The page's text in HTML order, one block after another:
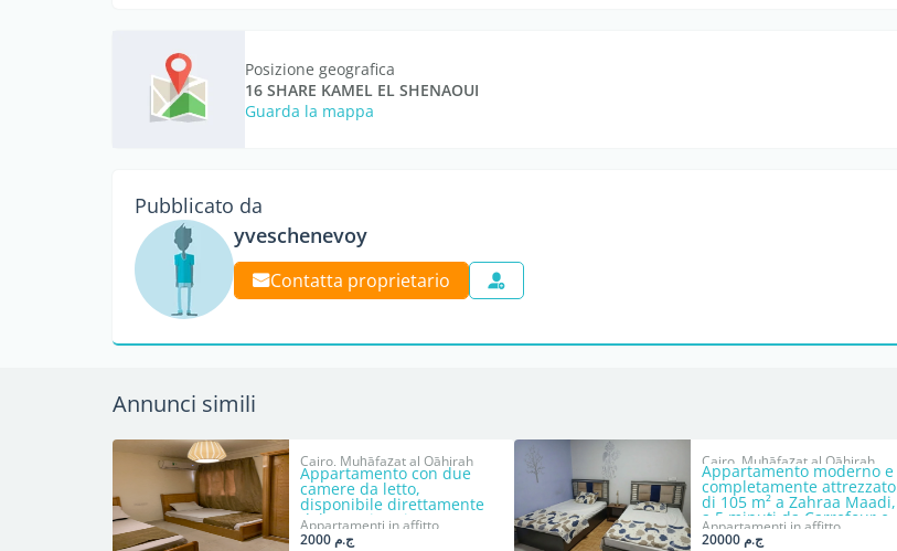
Posizione geografica
16 SHARE KAMEL EL SHENAOUI
Guarda la mappa
Pubblicato da
yveschenevoy
Contatta proprietario
Annunci simili
Cairo, Muḩāfaz̧at al Qāhirah
Appartamento con due
camere da letto,
disponibile direttamente
dal proprietario.
Appartamenti in affitto
ج.م 2000
Cairo, Muḩāfaz̧at al Qāhirah
Appartamento moderno e
completamente attrezzato
di 105 m² a Zahraa Maadi,
a 5 minuti da Carrefour e
dalla tangenziale
Appartamenti in affitto
ج.م 20000